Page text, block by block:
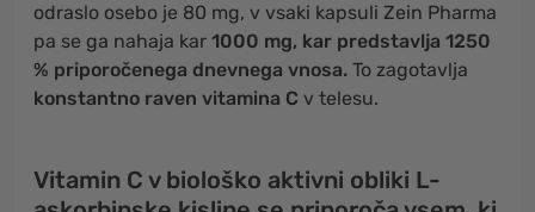
odraslo osebo je 80 mg, v vsaki kapsuli Zein Pharma
pa se ga nahaja kar 1000 mg, kar predstavlja 1250
% priporočenega dnevnega vnosa. To zagotavlja
konstantno raven vitamina C v telesu.
Vitamin C v biološko aktivni obliki L-